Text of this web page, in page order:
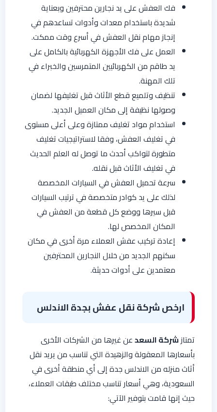
فك العفش على يد نجارين محترفين وبعناية
شديدة باستخدام معدات وأدوات تساعدهم في
إنجاز مهام نقل العفش في أسرع وقت ممكت.
العمل على فك الأجهزة الكهربائية بالكامل على
يد طاقم من الكهربائيين المتمرسين والخبراء في
تلك المهنة.
تنظيف وتلميع قطع الأثاث قبل تغليفها لضمان
وصولها نظيفة إلى مكان العميل الجديد.
استخدام مواد تغليف ممتازة وعلى أعلى مستوى
في تغليف العفش، وفقا لاستراتيجيات تغليف
متطورة لتواكب أحدث ما توصل له العلم الحديث
في تغليف الأثاث قبل نقله.
سرعة تحميل العفش في السيارات المخصصة
لذلك على يد كوادر متخصصة في ترتيب السيارات
قبل سيرها ووضع كل قطعة من العفش في
المكان المخصص لها.
إعادة تركيب عفش العملاء مرة أخرى في مكان
سكنهم الجديد من خلال النجارين المحترفين
معتمدين على أدوات حديثة.
ارخص شركة نقل عفش بجدة الاندلس
تمتازشركة السعدعن غيرها من الشركات الأخرى
بأسعارها المعقولة والزهيدة التي تناسب من يريد نقل
أثاث منزله من الاندلس جدة إلى أي منطقة أخرى في
السعودية، وهي أسعار تناسب مختلف طبقات العملاء،
حيث إنها قامت بتوفير الآتي: